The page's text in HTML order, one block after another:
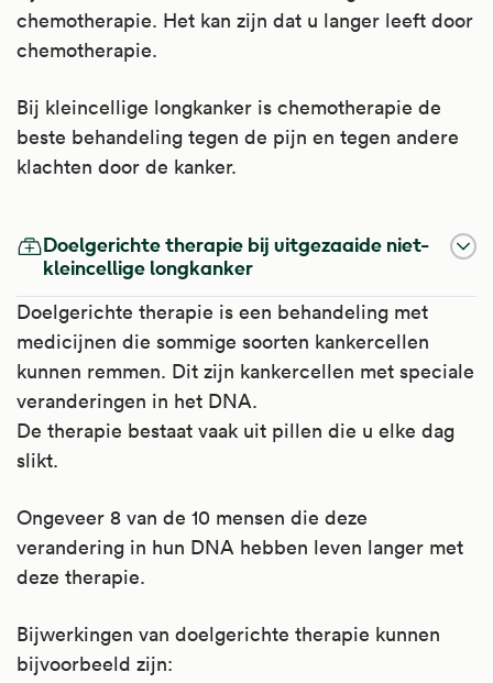
chemotherapie. Het kan zijn dat u langer leeft door
chemotherapie.
Bij kleincellige longkanker is chemotherapie de
beste behandeling tegen de pijn en tegen andere
klachten door de kanker.
Doelgerichte therapie bij uitgezaaide niet-
kleincellige longkanker
Doelgerichte therapie is een behandeling met
medicijnen die sommige soorten kankercellen
kunnen remmen. Dit zijn kankercellen met speciale
veranderingen in het DNA.
De therapie bestaat vaak uit pillen die u elke dag
slikt.
Ongeveer 8 van de 10 mensen die deze
verandering in hun DNA hebben leven langer met
deze therapie.
Bijwerkingen van doelgerichte therapie kunnen
bijvoorbeeld zijn: